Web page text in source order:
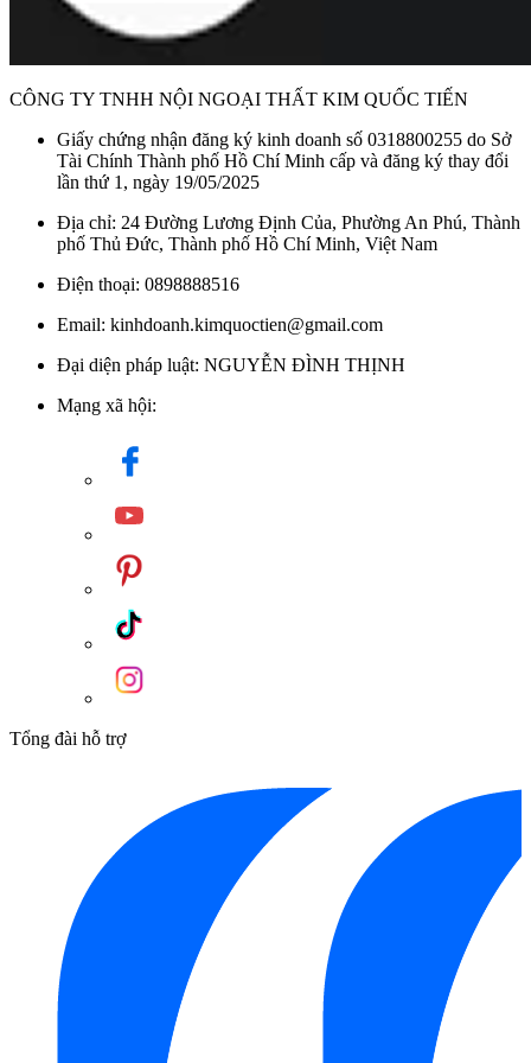
Thiết kế hiện đại sang trọng
Dễ dàng và tiện dụng khi sử dụng
Công nghệ mát-xa 3 chế độ: Comfort Wave, Intense Wave
và Intense Wave+
Lớp mạ bền vững với thời gian
TBW02002BA Nóng Lạnh
Áp lực nước: 0.15MPa ~ 0.75MPa
Áp lực tối thiểu: 0.05 (MPa) (Áp lực động)
Áp lực tối đa: 1.0 (MPa) (Áp lực tĩnh)
Áp lực khuyến nghị: 0.15 ~ 0.5 (MPa)
Chế độ nước: Nóng lạnh
Lớp mạ: Nickel Chrome
Thân van bằng đồng thau
Bát sen massage 2 chế độ
TBW02002BA (mã cũ: TBW02002B1 ): Dây nối 600mm
TBW02002B: Dây nối 1200mm
Thân sen cây TOTO TBW02002B1 bát sen vuông, kết hợp
với bộ sen tắm nóng lạnh kèm bát sen mạ
Combo Thiết Bị Vệ Sinh TOTO Đại Lợi
– Mang đến tài lộc
và thành công cho bạn
Hãy sở hữu ngay
Combo Thiết Bị Vệ Sinh TOTO Đại Lợi
để thu hút năng lượng tích cực, mang đến tài lộc, may mắn và
thành công cho bạn và gia đình!
Liên hệ ngay với Kim Quốc Tiến
để được tư vấn và hỗ trợ
mua hàng
CÔNG TY TNHH NỘI NGOẠI THẤT KIM QUỐC TIẾN
Giấy chứng nhận đăng ký kinh doanh số 0318800255 do Sở
Tài Chính Thành phố Hồ Chí Minh cấp và đăng ký thay đổi
lần thứ 1, ngày 19/05/2025
Địa chỉ: 24 Đường Lương Định Của, Phường An Phú, Thành
phố Thủ Đức, Thành phố Hồ Chí Minh, Việt Nam
Điện thoại: 0898888516
Email: kinhdoanh.kimquoctien@gmail.com
Đại diện pháp luật: NGUYỄN ĐÌNH THỊNH
Mạng xã hội:
Tổng đài hỗ trợ